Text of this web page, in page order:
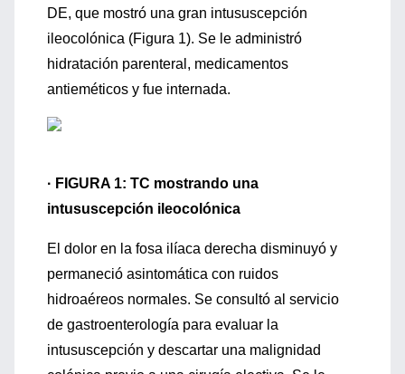
DE, que mostró una gran intususcepción
ileocolónica (Figura 1). Se le administró
hidratación parenteral, medicamentos
antieméticos y fue internada.
· FIGURA 1: TC mostrando una
intususcepción ileocolónica
El dolor en la fosa ilíaca derecha disminuyó y
permaneció asintomática con ruidos
hidroaéreos normales. Se consultó al servicio
de gastroenterología para evaluar la
intususcepción y descartar una malignidad